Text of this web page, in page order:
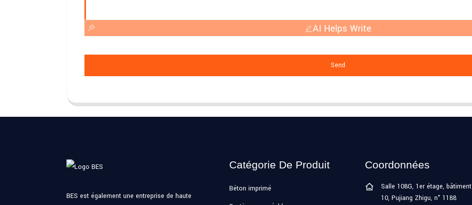
AI Helps Write
Send
BES est également une entreprise de haute
Catégorie De Produit
Béton imprimé
Coordonnées
Salle 108G, 1er étage, bâtiment
10, Pujiang Zhigu, n° 1188